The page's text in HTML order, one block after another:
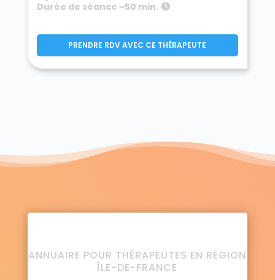
Durée de séance ~50 min.
PRENDRE RDV AVEC CE THÉRAPEUTE
ANNUAIRE POUR THÉRAPEUTES EN RÉGION
ÎLE-DE-FRANCE